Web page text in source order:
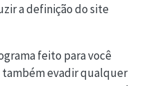
a definição do site
feito para você
também evadir qualquer